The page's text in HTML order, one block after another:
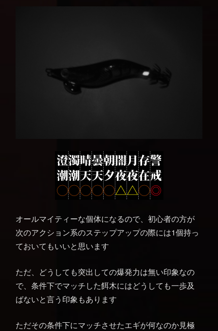
オールマイティーな個体になるので、初心者の方が
次のアクション系のステップアップの際には1個持っ
ておいてもいいと思います
ただ、どうしても突出しての爆発力は無い印象なの
で、条件下でマッチした餌木にはどうしても一歩及
ばないと言う印象もあります
ただその条件下にマッチさせたエギが何なのか見極